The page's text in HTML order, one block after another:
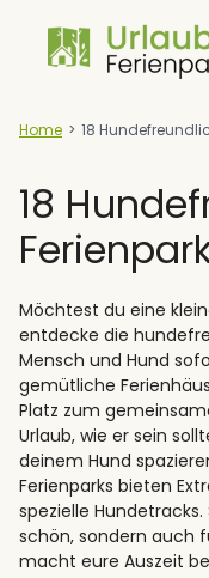
Inhalt
springen
Home > 18
18
Möchtest du eine
entdecke die
Mensch und Hund
gemütliche
Platz zum
Urlaub, wie er sein
deinem Hund
Ferienparks bieten
spezielle
schön, sondern auch
macht eure Auszeit